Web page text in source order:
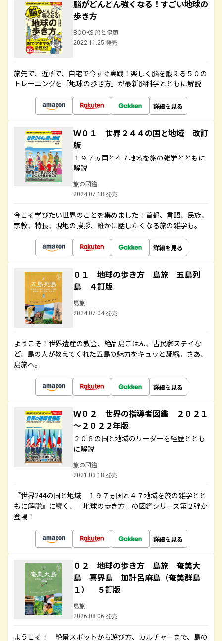
脳がどんどん強くなる！すごい地球の
歩き方
BOOKS 旅と健康
2022.11.25 発売
旅先で、近所で、自宅で今すぐ実践！楽しく脳を鍛える５０の
トレーニングを「地球の歩き方」が最新脳科学とともに解説
詳細を見る
Ｗ０１ 世界２４４の国と地域 改訂
版
１９７ヵ国と４７地域を旅の雑学とともに
解説
旅の図鑑
2024.07.18 発売
今こそ学びたい世界のことを集めました！首都、言語、民族、
宗教、特長、現地の挨拶、誰かに話したくなる旅の雑学も。
詳細を見る
０１ 地球の歩き方 島旅 五島列
島 ４訂版
島旅
2024.07.04 発売
ようこそ！世界遺産の教会、絶品島ごはん、古民家ステイな
ど、島の人が教えてくれた五島の魅力をギュッと凝縮。さあ、
島旅へ。
詳細を見る
Ｗ０２ 世界の指導者図鑑 ２０２１
～２０２２年版
２０８の国と地域のリーダーを経歴ととも
に解説
旅の図鑑
2021.03.18 発売
『世界244の国と地域 １９７ヵ国と４７地域を旅の雑学とと
もに解説』に続く、「地球の歩き方」の図鑑シリーズ第２弾が
登場！
詳細を見る
０２ 地球の歩き方 島旅 奄美大
島 喜界島 加計呂麻島（奄美群島
１） ５訂版
島旅
2026.08.06 発売
ようこそ！ 絶景スポットから遊び方、カルチャーまで、島の